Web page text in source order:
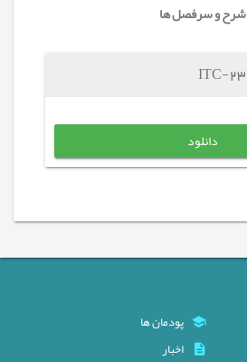
شرح و سرفصل ها
دانلود
پودمان ها
اخبار